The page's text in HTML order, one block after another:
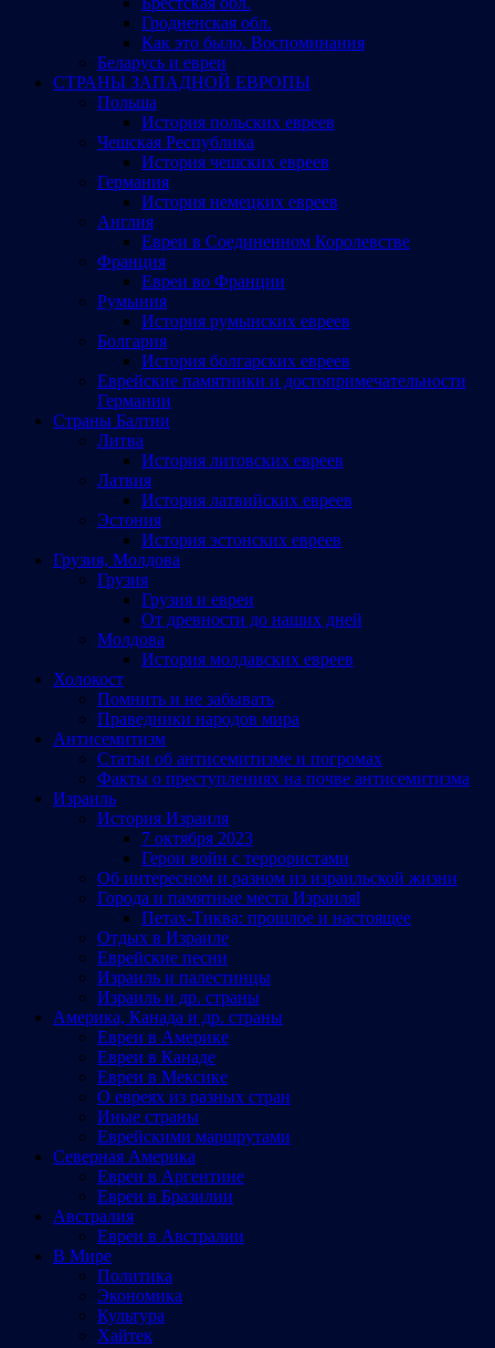
Гродненская обл.
Как это было. Воспоминания
Беларусь и евреи
СТРАНЫ ЗАПАДНОЙ ЕВРОПЫ
Польша
История польских евреев
Чешская Республика
История чешских евреев
Германия
История немецких евреев
Англия
Евреи в Соединенном Королевстве
Франция
Евреи во Франции
Румыния
История румынских евреев
Болгария
История болгарских евреев
Еврейские памятники и достопримечательности
Германии
Страны Балтии
Литва
История литовских евреев
Латвия
История латвийских евреев
Эстония
История эстонских евреев
Грузия, Молдова
Грузия
Грузия и евреи
От древности до наших дней
Молдова
История молдавских евреев
Холокост
Помнить и не забывать
Праведники народов мира
Антисемитизм
Статьи об антисемитизме и погромах
Факты о преступлениях на почве антисемитизма
Израиль
История Израиля
7 октября 2023
Герои войн с террористами
Об интересном и разном из израильской жизни
Города и памятные места Израиляl
Петах-Тиква: прошлое и настоящее
Отдых в Израиле
Еврейские песни
Израиль и палестинцы
Израиль и др. страны
Америка, Канада и др. страны
Евреи в Америке
Евреи в Канаде
Евреи в Мексике
О евреях из разных стран
Иные страны
Еврейскими маршрутами
Северная Америка
Евреи в Аргентине
Евреи в Бразилии
Австралия
Евреи в Австралии
В Мире
Политика
Экономика
Культура
Хайтек